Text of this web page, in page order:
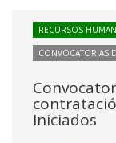
RECURSOS
CONVOCATORIAS
Iniciados